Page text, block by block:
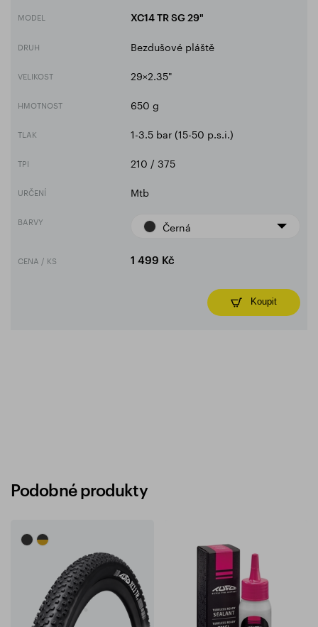
MODEL XC14 TR SG 29"
DRUH Bezdušové pláště
VELIKOST 29×2.35"
HMOTNOST 650 g
TLAK 1-3.5 bar (15-50 p.s.i.)
TPI 210 / 375
URČENÍ Mtb
BARVY Černá
CENA / KS 1 499 Kč
Koupit
Podobné produkty